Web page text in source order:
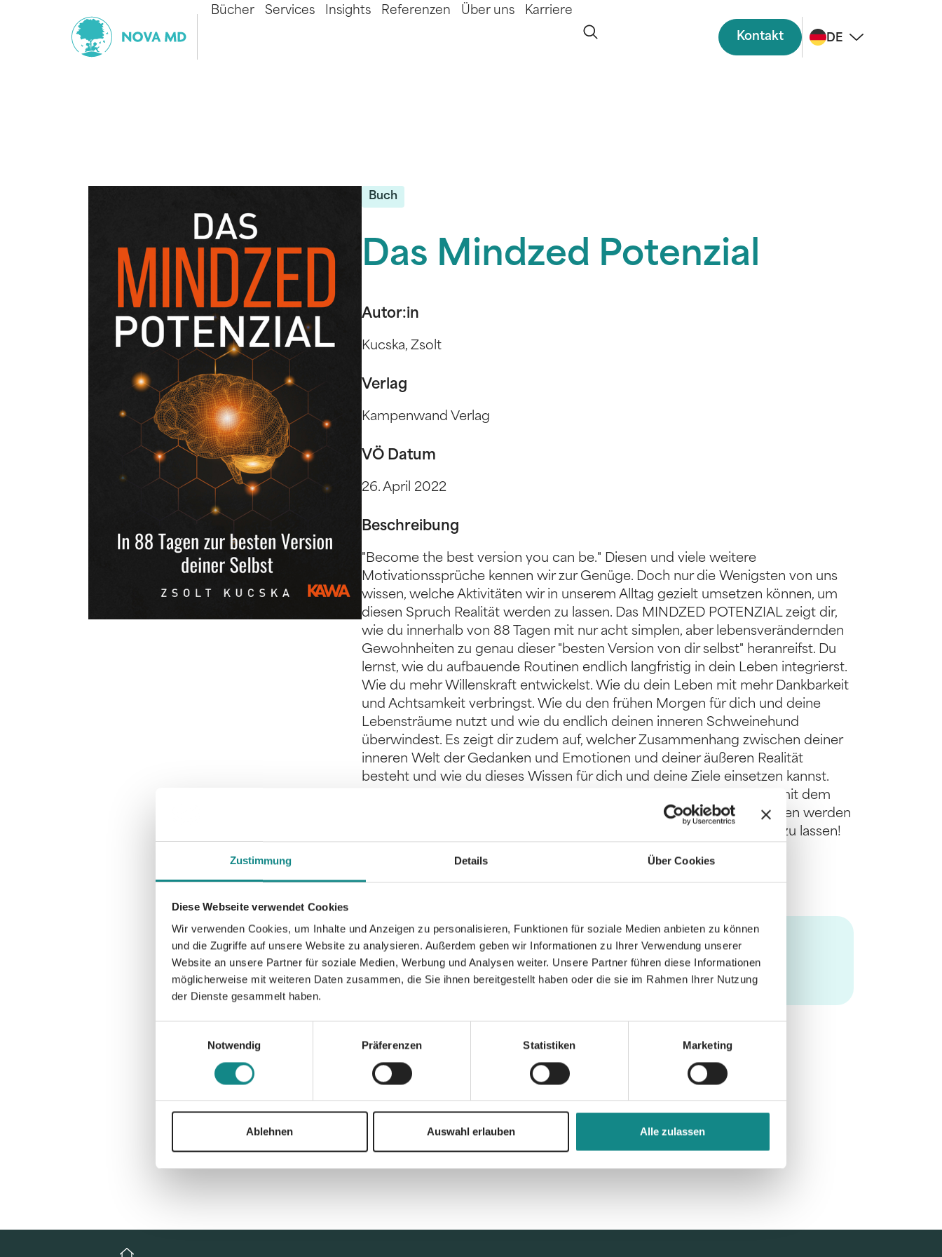
Zustimmung Details Über Cookies
Diese Webseite verwendet Cookies
Wir verwenden Cookies, um Inhalte und Anzeigen zu personalisieren, Funktionen für soziale Medien anbieten zu können
und die Zugriffe auf unsere Website zu analysieren. Außerdem geben wir Informationen zu Ihrer Verwendung unserer
Website an unsere Partner für soziale Medien, Werbung und Analysen weiter. Unsere Partner führen diese Informationen
möglicherweise mit weiteren Daten zusammen, die Sie ihnen bereitgestellt haben oder die sie im Rahmen Ihrer Nutzung
der Dienste gesammelt haben.
Notwendig
Präferenzen Statistiken Marketing
Ablehnen Auswahl erlauben Alle zulassen
Bücher Services Insights Referenzen Über uns Karriere
Kontakt DE
Buch
Das Mindzed Potenzial
Autor:in
Kucska, Zsolt
Verlag
Kampenwand Verlag
VÖ Datum
26. April 2022
Beschreibung
"Become the best version you can be." Diesen und viele weitere
Motivationssprüche kennen wir zur Genüge. Doch nur die Wenigsten von uns
wissen, welche Aktivitäten wir in unserem Alltag gezielt umsetzen können, um
diesen Spruch Realität werden zu lassen. Das MINDZED POTENZIAL zeigt dir,
wie du innerhalb von 88 Tagen mit nur acht simplen, aber lebensverändernden
Gewohnheiten zu genau dieser "besten Version von dir selbst" heranreifst. Du
lernst, wie du aufbauende Routinen endlich langfristig in dein Leben integrierst.
Wie du mehr Willenskraft entwickelst. Wie du dein Leben mit mehr Dankbarkeit
und Achtsamkeit verbringst. Wie du den frühen Morgen für dich und deine
Lebensträume nutzt und wie du endlich deinen inneren Schweinehund
überwindest. Es zeigt dir zudem auf, welcher Zusammenhang zwischen deiner
inneren Welt der Gedanken und Emotionen und deiner äußeren Realität
besteht und wie du dieses Wissen für dich und deine Ziele einsetzen kannst.
Dieses Buch ist für all jene Menschen, die lernen möchten, wie man mit dem
richtigen Mindset und den richtigen Gewohnheiten, zu dem Menschen werden
kann, der in der Lage ist, seine Träume und Ziele Wirklichkeit werden zu lassen!
Informationen
PDF